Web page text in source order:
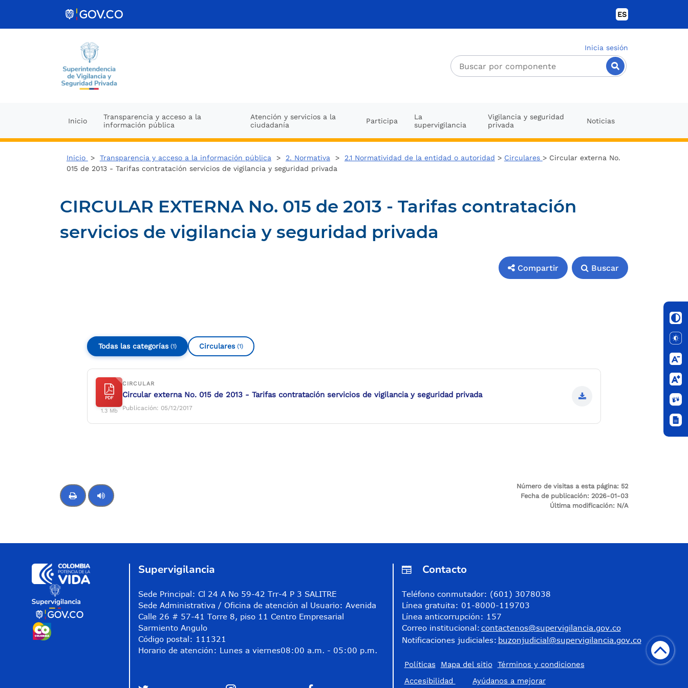
ES
Inicia sesión
Inicio
Transparencia y acceso a la
información pública
Atención y servicios a la
ciudadanía
Participa
La
supervigilancia
Vigilancia y seguridad
privada
Noticias
Inicio > Transparencia y acceso a la información pública > 2. Normativa > 2.1 Normatividad de la entidad o autoridad > Circulares > Circular externa No.
015 de 2013 - Tarifas contratación servicios de vigilancia y seguridad privada
CIRCULAR EXTERNA No. 015 de 2013 - Tarifas contratación
servicios de vigilancia y seguridad privada
Compartir Buscar
Todas las categorías (1) Circulares (1)
PDF
1.3 Mb
CIRCULAR
Circular externa No. 015 de 2013 - Tarifas contratación servicios de vigilancia y seguridad privada
Publicación: 05/12/2017
Número de visitas a esta página: 52
Fecha de publicación: 2026-01-03
Última modificación: N/A
Supervigilancia
Sede Principal: Cl 24 A No 59-42 Trr-4 P 3 SALITRE
Sede Administrativa / Oficina de atención al Usuario: Avenida
Calle 26 # 57-41 Torre 8, piso 11 Centro Empresarial
Sarmiento Angulo
Código postal: 111321
Horario de atención: Lunes a viernes08:00 a.m. - 05:00 p.m.
Contacto
Teléfono conmutador: (601) 3078038
Línea gratuita: 01-8000-119703
Línea anticorrupción: 157
Correo institucional: contactenos@supervigilancia.gov.co
Notificaciones judiciales: buzonjudicial@supervigilancia.gov.co
Políticas Mapa del sitio
Términos y condiciones
Accesibilidad
​Ayúdanos a mejorar